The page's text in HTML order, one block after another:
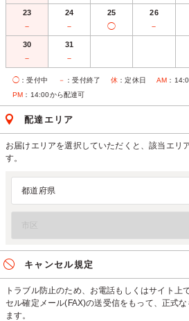
23
－
24
－
25
◯
26
－
30
－
31
－
◯ ：受付中 － ：受付終了 休 ：定休日 AM ：
PM ：14:00から配達可
配達エリア
お届けエリアを選択していただくと、該当エリ
す。
キャンセル規定
トラブル防止のため、お電話もしくはサイト上
セル確定メール(FAX)の送受信をもって、正式
ます。